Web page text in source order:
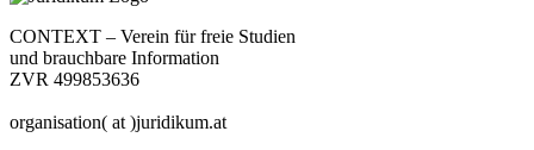
CONTEXT – Verein für freie Studien
und brauchbare Information
ZVR 499853636
organisation( at )juridikum.at